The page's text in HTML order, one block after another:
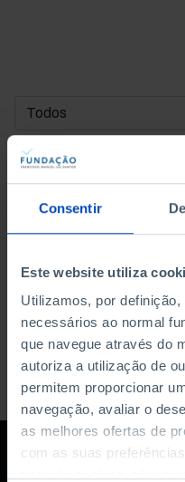
Consentir
Este website utiliza
Utilizamos, por
necessários ao normal
que navegue através do
autoriza a utilização de
permitem proporcionar
navegação, avaliar o
as melhores ofertas de
com as suas
DATA DE INÍCIO
DATA DE FIM